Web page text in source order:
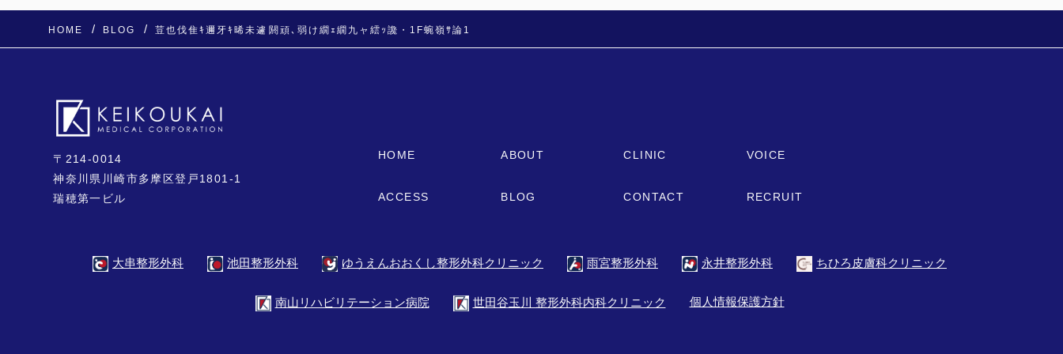
HOME BLOG 荳也伐隹ｷ邇牙ｷ晞未遽閼頑､弱け繝ｪ繝九ャ繧ｯ讒・1F蜿嶺ｻ論1
〒214-0014
神奈川県川崎市多摩区登戸1801-1
瑞穂第一ビル
HOME ABOUT CLINIC VOICE
ACCESS BLOG CONTACT RECRUIT
大串整形外科 池田整形外科 ゆうえんおおくし整形外科クリニック 雨宮整形外科 永井整形外科 ちひろ皮膚科クリニック
南山リハビリテーション病院 世田谷玉川 整形外科内科クリニック 個人情報保護方針